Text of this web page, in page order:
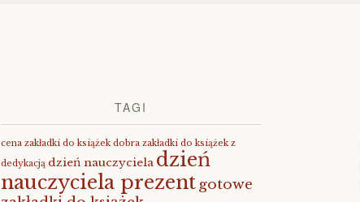
TAGI
cena zakładki do książek dobra zakładki do książek z
dedykacją dzień nauczyciela dzień
nauczyciela prezent gotowe